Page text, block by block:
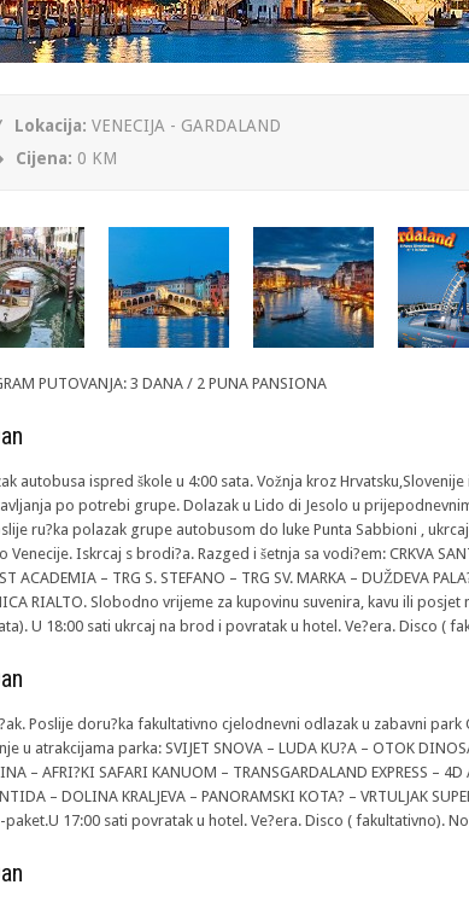
Lokacija: VENECIJA - GARDALAND
Cijena: 0 KM
PUTOVANJA: 3 DANA / 2 PUNA PANSIONA
autobusa ispred škole u 4:00 sata. Vožnja kroz
po potrebi grupe. Dolazak u Lido di Jesolo u
ru?ka polazak grupe autobusom do luke Punta Sabbioni ,
Venecije. Iskrcaj s brodi?a. Razged i šetnja sa vodi?em: CRKVA
ACADEMIA – TRG S. STEFANO – TRG SV. MARKA – DUŽDEVA
RIALTO. Slobodno vrijeme za kupovinu suvenira, kavu ili
U 18:00 sati ukrcaj na brod i povratak u hotel. Ve?era. Disco (
Poslije doru?ka fakultativno cjelodnevni odlazak u zabavni park
u atrakcijama parka: SVIJET SNOVA – LUDA KU?A – OTOK
– AFRI?KI SAFARI KANUOM – TRANSGARDALAND EXPRESS – 4D
– DOLINA KRALJEVA – PANORAMSKI KOTA? – VRTULJAK
paket.U 17:00 sati povratak u hotel. Ve?era. Disco ( fakultativno).